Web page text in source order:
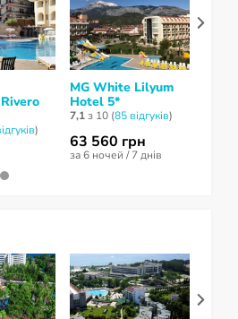
)
MG White Lilyum
Hotel 5*
7,1з 10 (85 відгуків)
63 560 грн
за 6 ночей / 7 днів